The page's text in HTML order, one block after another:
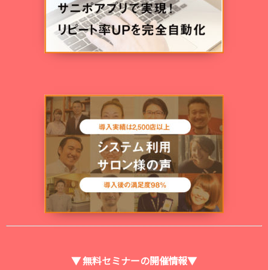
▼ 無料セミナーの開催情報▼